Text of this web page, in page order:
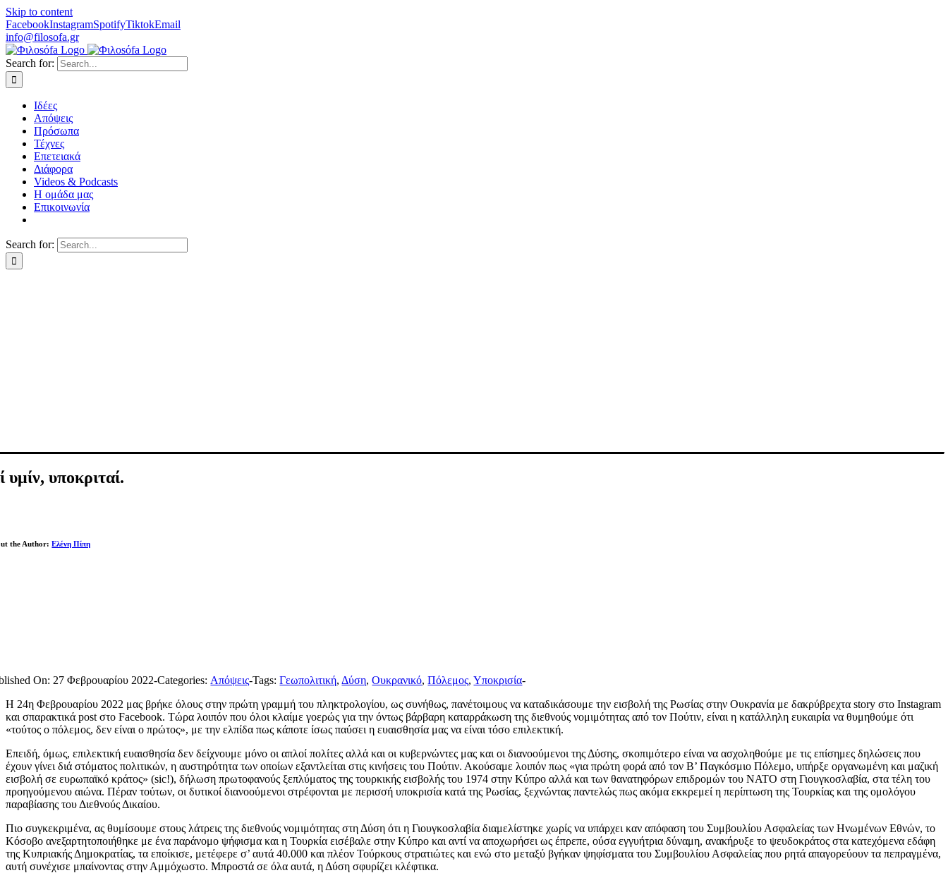
Skip to content
FacebookInstagramSpotifyTiktokEmail
info@filosofa.gr
Search for:
Ιδέες
Απόψεις
Πρόσωπα
Τέχνες
Επετειακά
Διάφορα
Videos & Podcasts
Η ομάδα μας
Επικοινωνία
Search for:
υμίν, υποκριταί.
the Author:Ελένη Πίπη
On: 27 Φεβρουαρίου 2022-Categories: Απόψεις-Tags:Γεωπολιτική, Δύση,Ουκρανικό,Πόλεμος,Υποκρισία-
Η 24η Φεβρουαρίου 2022 μας βρήκε όλους στην πρώτη γραμμή του πληκτρολογίου, ως συνήθως, πανέτοιμους να καταδικάσουμε την εισβολή της Ρωσίας στην Ουκρανία με δακρύβρεχτα story στο Instagram
και σπαρακτικά post στο Facebook. Τώρα λοιπόν που όλοι κλαίμε γοερώς για την όντως βάρβαρη καταρράκωση της διεθνούς νομιμότητας από τον Πούτιν, είναι η κατάλληλη ευκαιρία να θυμηθούμε ότι
«τούτος ο πόλεμος, δεν είναι ο πρώτος», με την ελπίδα πως κάποτε ίσως παύσει η ευαισθησία μας να είναι τόσο επιλεκτική.
Επειδή, όμως, επιλεκτική ευαισθησία δεν δείχνουμε μόνο οι απλοί πολίτες αλλά και οι κυβερνώντες μας και οι διανοούμενοι της Δύσης, σκοπιμότερο είναι να ασχοληθούμε με τις επίσημες δηλώσεις που
έχουν γίνει διά στόματος πολιτικών, η αυστηρότητα των οποίων εξαντλείται στις κινήσεις του Πούτιν. Ακούσαμε λοιπόν πως «για πρώτη φορά από τον Β’ Παγκόσμιο Πόλεμο, υπήρξε οργανωμένη και μαζική
εισβολή σε ευρωπαϊκό κράτος» (sic!), δήλωση πρωτοφανούς ξεπλύματος της τουρκικής εισβολής του 1974 στην Κύπρο αλλά και των θανατηφόρων επιδρομών του ΝΑΤΟ στη Γιουγκοσλαβία, στα τέλη του
προηγούμενου αιώνα. Πέραν τούτων, οι δυτικοί διανοούμενοι στρέφονται με περισσή υποκρισία κατά της Ρωσίας, ξεχνώντας παντελώς πως ακόμα εκκρεμεί η περίπτωση της Τουρκίας και της ομολόγου
παραβίασης του Διεθνούς Δικαίου.
Πιο συγκεκριμένα, ας θυμίσουμε στους λάτρεις της διεθνούς νομιμότητας στη Δύση ότι η Γιουγκοσλαβία διαμελίστηκε χωρίς να υπάρχει καν απόφαση του Συμβουλίου Ασφαλείας των Ηνωμένων Εθνών, το
Κόσοβο ανεξαρτητοποιήθηκε με ένα παράνομο ψήφισμα και η Τουρκία εισέβαλε στην Κύπρο και αντί να αποχωρήσει ως έπρεπε, ούσα εγγυήτρια δύναμη, ανακήρυξε το ψευδοκράτος στα κατεχόμενα εδάφη
της Κυπριακής Δημοκρατίας, τα εποίκισε, μετέφερε σ’ αυτά 40.000 και πλέον Τούρκους στρατιώτες και ενώ στο μεταξύ βγήκαν ψηφίσματα του Συμβουλίου Ασφαλείας που ρητά απαγορεύουν τα πεπραγμένα,
αυτή συνέχισε μπαίνοντας στην Αμμόχωστο. Μπροστά σε όλα αυτά, η Δύση σφυρίζει κλέφτικα.